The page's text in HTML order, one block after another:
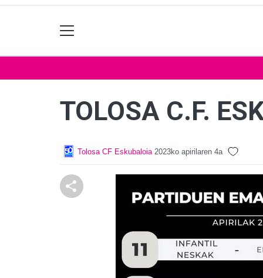
TOLOSA C.F.
Tolosa CF Eskubaloia 2023ko apirilaren 4a